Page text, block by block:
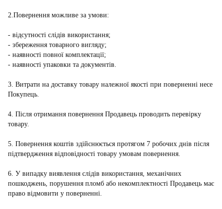
2.Повернення можливе за умови:
- відсутності слідів використання;
- збереження товарного вигляду;
- наявності повної комплектації;
- наявності упаковки та документів.
3. Витрати на доставку товару належної якості при поверненні несе
Покупець.
4. Після отримання повернення Продавець проводить перевірку
товару.
5. Повернення коштів здійснюється протягом 7 робочих днів після
підтвердження відповідності товару умовам повернення.
6. У випадку виявлення слідів використання, механічних
пошкоджень, порушення пломб або некомплектності Продавець має
право відмовити у поверненні.